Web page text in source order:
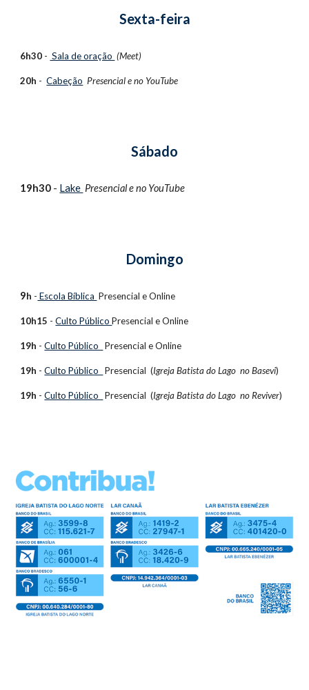
Sexta-feira
6h30 - Sala de oração (Meet)
20h -Cabeção Presencial e no YouTube
Sábado
19h30 - Lake Presencial e no YouTube
Domingo
9h - Escola Bíblica Presencial eOnline
10h15 -Culto PúblicoPresencial eOnline
19h -Culto Público Presencial eOnline
19h -Culto Público Presencial (Igreja Batista do Lago no Basevi)
19h -Culto Público Presencial (Igreja Batista do Lago no Reviver)